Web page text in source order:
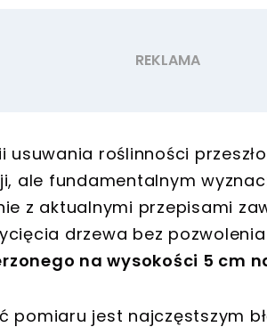
usuwania roślinności
ale fundamentalnym
z aktualnymi przepisami
drzewa bez
na wysokości 5 cm
pomiaru jest najczęstszym